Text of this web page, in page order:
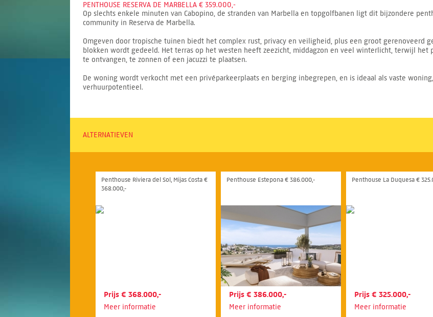
PENTHOUSE RESERVA DE MARBELLA € 359.000,-
Op slechts enkele minuten van Cabopino, de stranden van Marbella en topgolfbanen ligt dit bijzondere
community in Reserva de Marbella.
Omgeven door tropische tuinen biedt het complex rust, privacy en veiligheid, plus een groot gerenoveerd
blokken wordt gedeeld. Het terras op het westen heeft zeezicht, middagzon en veel winterlicht, terwijl het
te ontvangen, te zonnen of een jacuzzi te plaatsen.
De woning wordt verkocht met een privéparkeerplaats en berging inbegrepen, en is ideaal als vaste
verhuurpotentieel.
ALTERNATIEVEN
Penthouse Riviera del Sol, Mijas Costa €
368.000,-
Prijs € 368.000,-
Meer informatie
Penthouse Estepona € 386.000,-
Prijs € 386.000,-
Meer informatie
Penthouse La Duquesa €
Prijs € 325.000,-
Meer informatie